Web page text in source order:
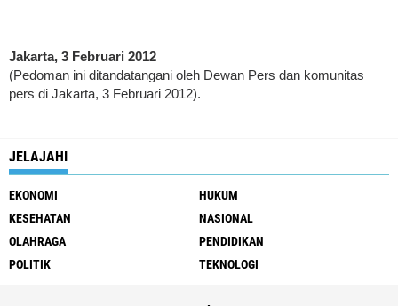
Jakarta, 3 Februari 2012
(Pedoman ini ditandatangani oleh Dewan Pers dan komunitas
pers di Jakarta, 3 Februari 2012).
JELAJAHI
EKONOMI
HUKUM
KESEHATAN
NASIONAL
OLAHRAGA
PENDIDIKAN
POLITIK
TEKNOLOGI